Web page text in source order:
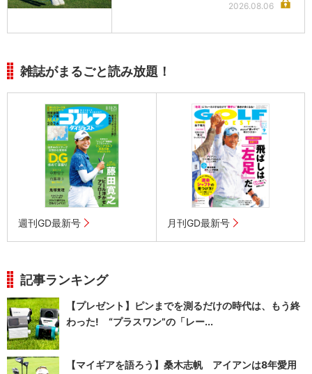
2026.08.06
雑誌がまるごと読み放題！
週刊GD最新号 月刊GD最新号
記事ランキング
【プレゼント】ピンまでを測るだけの時代は、もう終
わった! “プラスワン”の「レー...
【マイギアを語ろう】桑木志帆 アイアンは8年愛用